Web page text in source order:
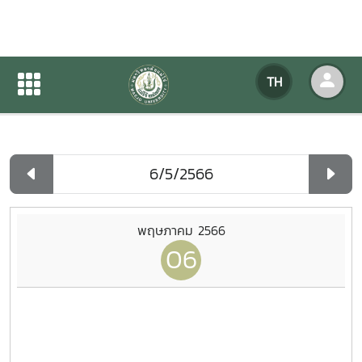
TH
ปฏิทินกิจกรรมของหน่วยงาน
ปฏิทินกิจกรรมของหน่วยงาน
พฤษภาคม 2566
06